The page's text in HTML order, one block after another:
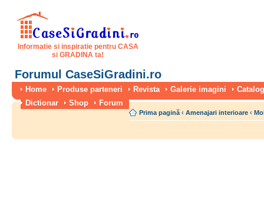
Informatie si inspiratie pentru CASA
si GRADINA ta!
Forumul CaseSiGradini.ro
Home Produse parteneri Revista Galerie imagini
Dictionar
Shop Forum
Prima pagină ‹ Amenajari interioare ‹